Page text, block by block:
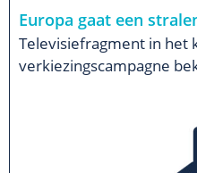
Europa gaat een
Televisiefragment in het
verkiezingscampagne